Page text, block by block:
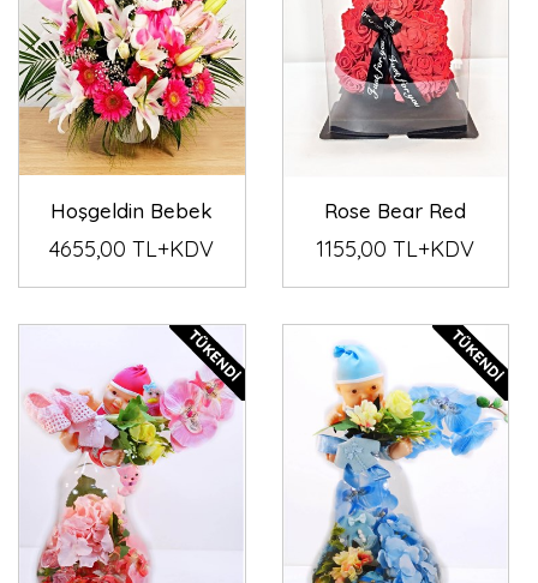
Hoşgeldin Bebek
4655,00 TL+KDV
Rose Bear Red
1155,00 TL+KDV